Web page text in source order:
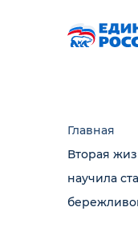
Главная
Вторая
научила